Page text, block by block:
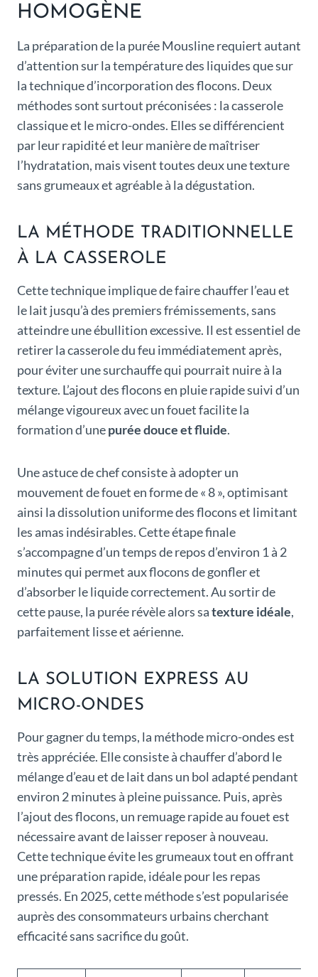
HOMOGÈNE
La préparation de la purée Mousline requiert autant
d’attention sur la température des liquides que sur
la technique d’incorporation des flocons. Deux
méthodes sont surtout préconisées : la casserole
classique et le micro-ondes. Elles se différencient
par leur rapidité et leur manière de maîtriser
l’hydratation, mais visent toutes deux une texture
sans grumeaux et agréable à la dégustation.
LA MÉTHODE TRADITIONNELLE
À LA CASSEROLE
Cette technique implique de faire chauffer l’eau et
le lait jusqu’à des premiers frémissements, sans
atteindre une ébullition excessive. Il est essentiel de
retirer la casserole du feu immédiatement après,
pour éviter une surchauffe qui pourrait nuire à la
texture. L’ajout des flocons en pluie rapide suivi d’un
mélange vigoureux avec un fouet facilite la
formation d’unepurée douce et fluide.
Une astuce de chef consiste à adopter un
mouvement de fouet en forme de « 8 », optimisant
ainsi la dissolution uniforme des flocons et limitant
les amas indésirables. Cette étape finale
s’accompagne d’un temps de repos d’environ 1 à 2
minutes qui permet aux flocons de gonfler et
d’absorber le liquide correctement. Au sortir de
cette pause, la purée révèle alors satexture idéale,
parfaitement lisse et aérienne.
LA SOLUTION EXPRESS AU
MICRO-ONDES
Pour gagner du temps, la méthode micro-ondes est
très appréciée. Elle consiste à chauffer d’abord le
mélange d’eau et de lait dans un bol adapté pendant
environ 2 minutes à pleine puissance. Puis, après
l’ajout des flocons, un remuage rapide au fouet est
nécessaire avant de laisser reposer à nouveau.
Cette technique évite les grumeaux tout en offrant
une préparation rapide, idéale pour les repas
pressés. En 2025, cette méthode s’est popularisée
auprès des consommateurs urbains cherchant
efficacité sans sacrifice du goût.